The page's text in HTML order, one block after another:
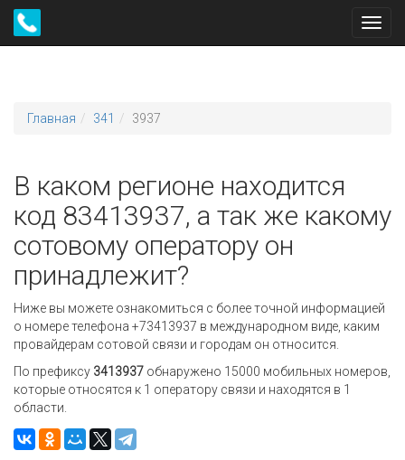
Главная 341 3937
В каком регионе находится
код 83413937, а так же какому
сотовому оператору он
принадлежит?
Ниже вы можете ознакомиться с более точной информацией
о номере телефона +73413937 в международном виде, каким
провайдерам сотовой связи и городам он относится.
По префиксу 3413937 обнаружено 15000 мобильных номеров,
которые относятся к 1 оператору связи и находятся в 1
области.